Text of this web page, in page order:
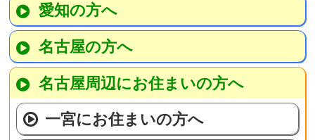
愛知の方へ
名古屋の方へ
名古屋周辺にお住まいの方へ
一宮にお住まいの方へ